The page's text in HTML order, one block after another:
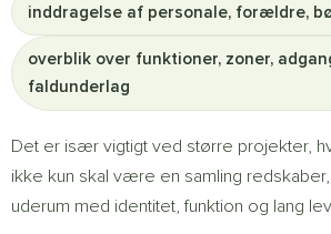
inddragelse af personale, forældre,
overblik over funktioner, zoner,
faldunderlag
Det er især vigtigt ved større projekter,
ikke kun skal være en samling
uderum med identitet, funktion og lang